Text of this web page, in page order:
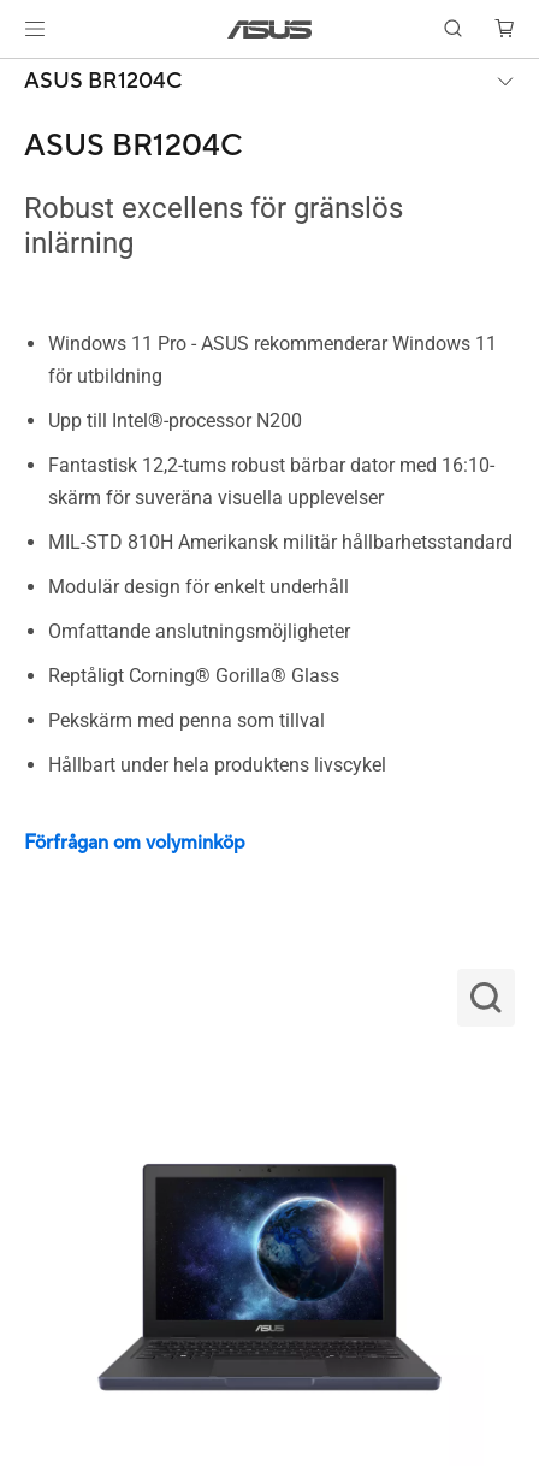
ASUS BR1204C
ASUS BR1204C
Robust excellens för gränslös
inlärning
Windows 11 Pro - ASUS rekommenderar Windows 11
för utbildning
Upp till Intel®-processor N200
Fantastisk 12,2-tums robust bärbar dator med 16:10-
skärm för suveräna visuella upplevelser
MIL-STD 810H Amerikansk militär hållbarhetsstandard
Modulär design för enkelt underhåll
Omfattande anslutningsmöjligheter
Reptåligt Corning® Gorilla® Glass
Pekskärm med penna som tillval
Hållbart under hela produktens livscykel
Förfrågan om volyminköp